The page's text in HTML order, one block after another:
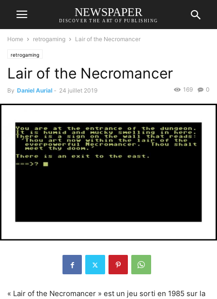
NEWSPAPER
DISCOVER THE ART OF PUBLISHING
Home retrogaming Lair of the Necromancer
retrogaming
Lair of the Necromancer
By Daniel Aurial - 24 juillet 2019 0
169
« Lair of the Necromancer » est un jeu sorti en 1985 sur la